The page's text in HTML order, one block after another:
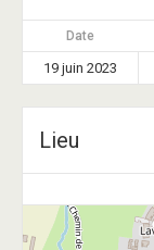
Date
19 juin 2023
Lieu